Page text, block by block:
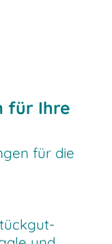
für Ihre
für die